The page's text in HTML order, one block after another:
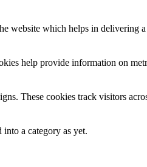
website which helps in delivering
help provide information on
These cookies track visitors
into a category as yet.